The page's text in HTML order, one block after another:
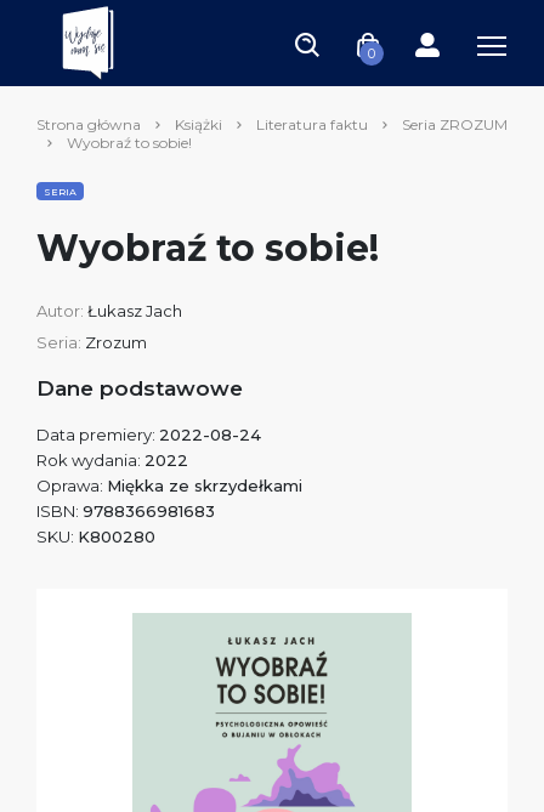
0
Strona główna Książki Literatura faktu
Seria ZROZUM
Wyobraź to sobie!
SERIA
Wyobraź to sobie!
Autor: Łukasz Jach
Seria: Zrozum
Dane podstawowe
Data premiery: 2022-08-24
Rok wydania: 2022
Oprawa: Miękka ze skrzydełkami
ISBN: 9788366981683
SKU: K800280